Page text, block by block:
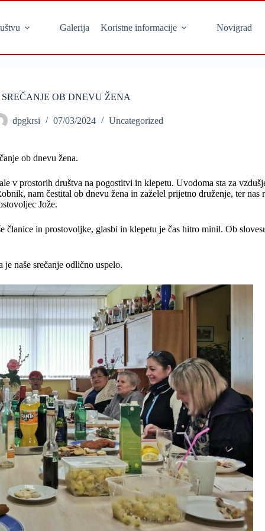
Galerija Koristne informacije Novigrad
SREČANJE OB DNEVU ŽENA
dpgkrsi 07/03/2024 Uncategorized
ob dnevu žena.
v prostorih društva na pogostitvi in klepetu. Uvodoma sta za
nam čestital ob dnevu žena in zaželel prijetno druženje, ter
Jože.
članice in prostovoljke, glasbi in klepetu je čas hitro minil. Ob
naše srečanje odlično uspelo.